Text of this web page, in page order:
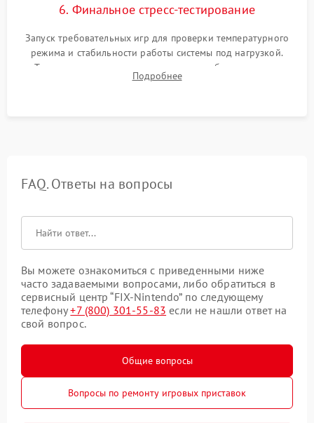
6. Финальное стресс-тестирование
Запуск требовательных игр для проверки температурного
режима и стабильности работы системы под нагрузкой.
Тестирование привода, синхронизации беспроводных
геймпадов, выхода в сеть и выдачи изображения без
Подробнее
FAQ. Ответы на вопросы
Вы можете ознакомиться с приведенными ниже
часто задаваемыми вопросами, либо обратиться в
сервисный центр “FIX-Nintendo” по следующему
телефону+7 (800) 301-55-83 если не нашли ответ на
свой вопрос.
Общие вопросы
Вопросы по ремонту игровых приставок